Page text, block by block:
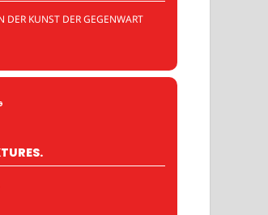
DER KUNST DER GEGENWART